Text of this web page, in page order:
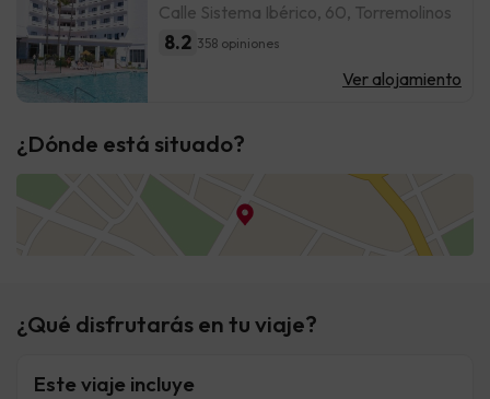
Calle Sistema Ibérico, 60, Torremolinos
8.2 358 opiniones
Ver alojamiento
¿Dónde está situado?
¿Qué disfrutarás en tu viaje?
Este viaje incluye